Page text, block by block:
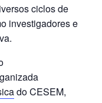
ciclos de
investigadores e
do CESEM,